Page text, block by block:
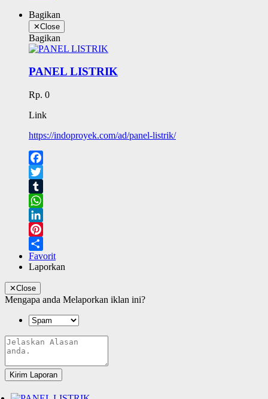
Bagikan
✕Close
Bagikan
PANEL LISTRIK
Rp. 0
Link
https://indoproyek.com/ad/panel-listrik/
Facebook
Twitter
Tumblr
WhatsApp
LinkedIn
Pinterest
Share
Favorit
Laporkan
✕Close
Mengapa anda Melaporkan iklan ini?
Kirim Laporan